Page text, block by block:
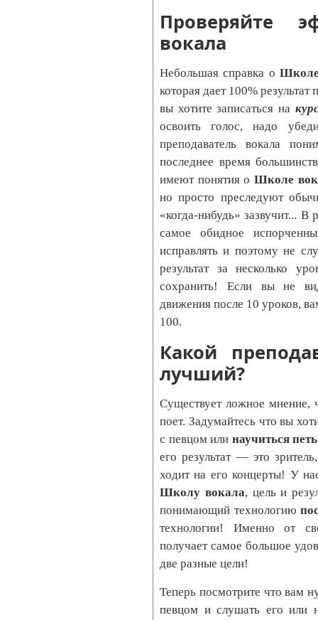
Проверяйте
вокала
Небольшая справка о
которая дает 100%
вы хотите записаться на
освоить голос, надо
преподаватель вокала
последнее время
имеют понятия о Школе
но просто преследуют
«когда-нибудь» зазвучит... В
самое обидное
исправлять и поэтому не
результат за несколько
сохранить! Если вы не
движения после 10 уроков,
100.
Какой
лучший?
Существует ложное мнение,
поет. Задумайтесь что вы
с певцом или научиться петь
его результат — это
ходит на его концерты! У
Школу вокала, цель и
понимающий технологию
технологии! Именно от
получает самое большое
две разные цели!
Теперь посмотрите что вам
певцом и слушать его или